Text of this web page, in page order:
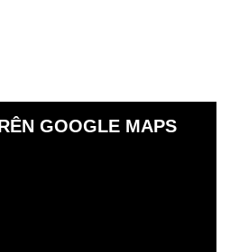
GOOGLE MAPS